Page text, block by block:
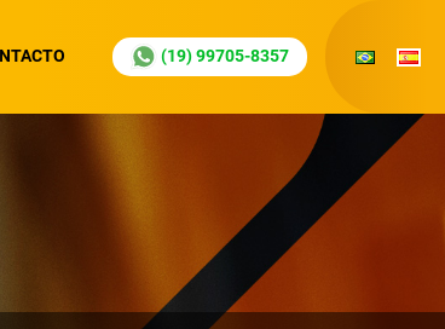
(19) 99705-8357